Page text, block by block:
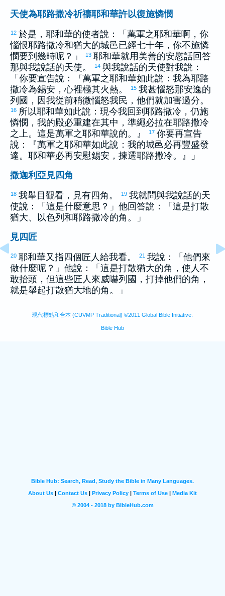
天使為耶路撒冷祈禱耶和華許以復施憐憫
12 於是，耶和華的使者說：「萬軍之耶和華啊，你
惱恨耶路撒冷和猶大的城邑已經七十年，你不施憐
憫要到幾時呢？」
13 耶和華就用美善的安慰話回答
那與我說話的天使。
14 與我說話的天使對我說：
「你要宣告說：『萬軍之耶和華如此說：我為耶路
撒冷為錫安 ，心裡極其火熱。 15 我甚惱怒那安逸的
列國，因我從前稍微惱怒我民，他們就加害過分。
16 所以耶和華如此說：現今我回到 耶路撒冷 ，仍施
憐憫，我的殿必重建在其中，準繩必拉在耶路撒冷
之上。這是萬軍之耶和華說的。』
17 你要再宣告
說：『萬軍之耶和華如此說：我的城邑必再豐盛發
達。耶和華必再安慰錫安 ，揀選耶路撒冷。』」
撒迦利亞見四角
18 我舉目觀看，見有四角。 19 我就問與我說話的天
使說：「這是什麼意思？」他回答說：「這是打散
猶大、 以色列 和耶路撒冷的角。」
見四匠
20 耶和華又指四個匠人給我看。 21 我說：「他們來
做什麼呢？」他說：「這是打散猶大的角，使人不
敢抬頭，但這些匠人來威嚇列國，打掉他們的角，
就是舉起打散猶大地的角。」
現代標點和合本 (CUVMP Traditional) ©2011 Global Bible Initiative.
Bible Hub